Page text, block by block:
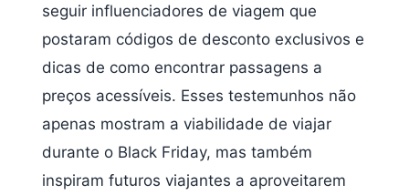
seguir influenciadores de viagem que
postaram códigos de desconto exclusivos e
dicas de como encontrar passagens a
preços acessíveis. Esses testemunhos não
apenas mostram a viabilidade de viajar
durante o Black Friday, mas também
inspiram futuros viajantes a aproveitarem